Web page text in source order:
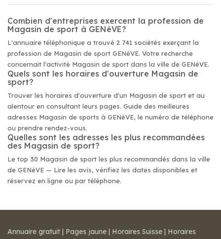
Combien d'entreprises exercent la profession de
Magasin de sport à GENèVE?
L'annuaire téléphonique a trouvé 2 741 sociétés exerçant la
profession de Magasin de sport GENèVE. Votre recherche
concernait l'activité Magasin de sport dans la ville de GENèVE.
Quels sont les horaires d'ouverture Magasin de
sport?
Trouver les horaires d'ouverture d'un Magasin de sport et au
alentour en consultant leurs pages. Guide des meilleures
adresses Magasin de sports à GENèVE, le numéro de téléphone
ou prendre rendez-vous.
Quelles sont les adresses les plus recommandées
des Magasin de sport?
Le top 30 Magasin de sport les plus recommandés dans la ville
de GENèVE — Lire les avis, vérifiez les dates disponibles et
réservez en ligne ou par téléphone.
Annuaire gratuit | Pages jaune | Horaires Suisse | Horaires